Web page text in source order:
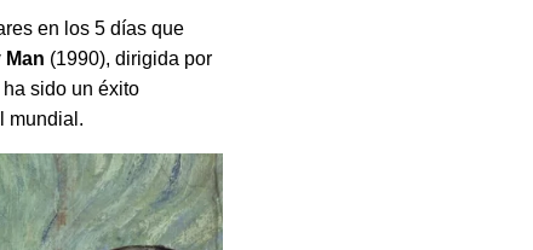
en los 5 días que
Man (1990), dirigida por
sido un éxito
mundial.